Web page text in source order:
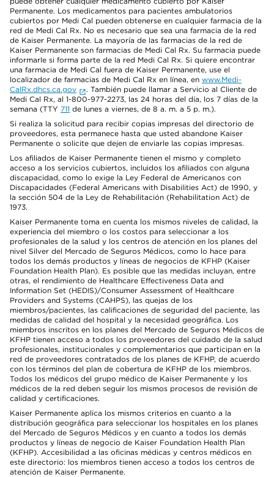
Permanente. Los medicamentos para pacientes ambulatorios
cubiertos por Medi Cal pueden obtenerse en cualquier farmacia de la
red de Medi Cal Rx. No es necesario que sea una farmacia de la red
de Kaiser Permanente. La mayoría de las farmacias de la red de
Kaiser Permanente son farmacias de Medi Cal Rx. Su farmacia puede
informarle si forma parte de la red Medi Cal Rx. Si quiere encontrar
una farmacia de Medi Cal fuera de Kaiser Permanente, use el
localizador de farmacias de Medi Cal Rx en línea, en www.Medi-
CalRx.dhcs.ca.gov
. También puede llamar a Servicio al Cliente de
Medi Cal Rx, al 1-800-977-2273, las 24 horas del día, los 7 días de la
semana (TTY 711 de lunes a viernes, de 8 a. m. a 5 p. m.).
Si realiza la solicitud para recibir copias impresas del directorio de
proveedores, esta permanece hasta que usted abandone Kaiser
Permanente o solicite que dejen de enviarle las copias impresas.
Los afiliados de Kaiser Permanente tienen el mismo y completo
acceso a los servicios cubiertos, incluidos los afiliados con alguna
discapacidad, como lo exige la Ley Federal de Americanos con
Discapacidades (Federal Americans with Disabilities Act) de 1990, y
la sección 504 de la Ley de Rehabilitación (Rehabilitation Act) de
1973.
Kaiser Permanente toma en cuenta los mismos niveles de calidad, la
experiencia del miembro o los costos para seleccionar a los
profesionales de la salud y los centros de atención en los planes del
nivel Silver del Mercado de Seguros Médicos, como lo hace para
todos los demás productos y líneas de negocios de KFHP (Kaiser
Foundation Health Plan). Es posible que las medidas incluyan, entre
otras, el rendimiento de Healthcare Effectiveness Data and
Information Set (HEDIS)/Consumer Assessment of Healthcare
Providers and Systems (CAHPS), las quejas de los
miembros/pacientes, las calificaciones de seguridad del paciente, las
medidas de calidad del hospital y la necesidad geográfica. Los
miembros inscritos en los planes del Mercado de Seguros Médicos de
KFHP tienen acceso a todos los proveedores del cuidado de la salud
profesionales, institucionales y complementarios que participan en la
red de proveedores contratados de los planes de KFHP, de acuerdo
con los términos del plan de cobertura de KFHP de los miembros.
Todos los médicos del grupo médico de Kaiser Permanente y los
médicos de la red deben seguir los mismos procesos de revisión de
calidad y certificaciones.
Kaiser Permanente aplica los mismos criterios en cuanto a la
distribución geográfica para seleccionar los hospitales en los planes
del Mercado de Seguros Médicos y en cuanto a todos los demás
productos y líneas de negocio de Kaiser Foundation Health Plan
(KFHP). Accesibilidad a las oficinas médicas y centros médicos en
este directorio: los miembros tienen acceso a todos los centros de
atención de Kaiser Permanente.